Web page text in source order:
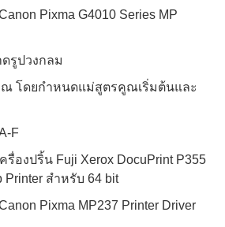
Pixma G4010 Series MP
รูปวงกลม
โดยกำหนดแม่สูตรคูณเริ่มต้นและ
F
รื่องปริ้น Fuji Xerox DocuPrint P355
Printer สำหรับ 64 bit
Pixma MP237 Printer Driver